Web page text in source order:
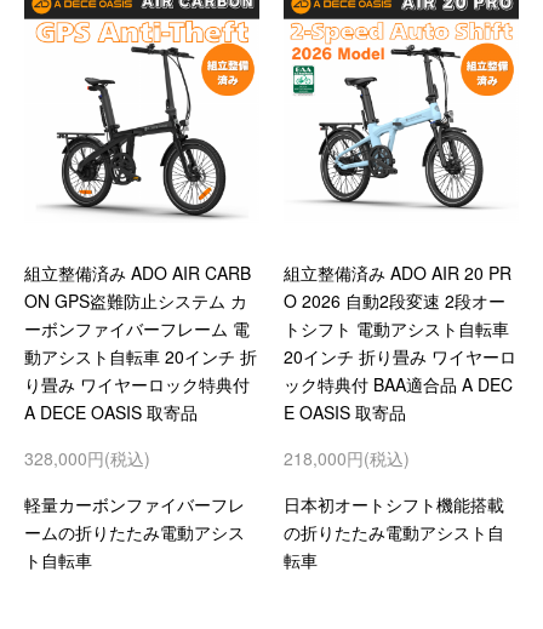
組立整備済み ADO AIR CARB
ON GPS盗難防止システム カ
ーボンファイバーフレーム 電
動アシスト自転車 20インチ 折
り畳み ワイヤーロック特典付
A DECE OASIS 取寄品
328,000円(税込)
軽量カーボンファイバーフレ
ームの折りたたみ電動アシス
ト自転車
組立整備済み ADO AIR 20 PR
O 2026 自動2段変速 2段オー
トシフト 電動アシスト自転車
20インチ 折り畳み ワイヤーロ
ック特典付 BAA適合品 A DEC
E OASIS 取寄品
218,000円(税込)
日本初オートシフト機能搭載
の折りたたみ電動アシスト自
転車